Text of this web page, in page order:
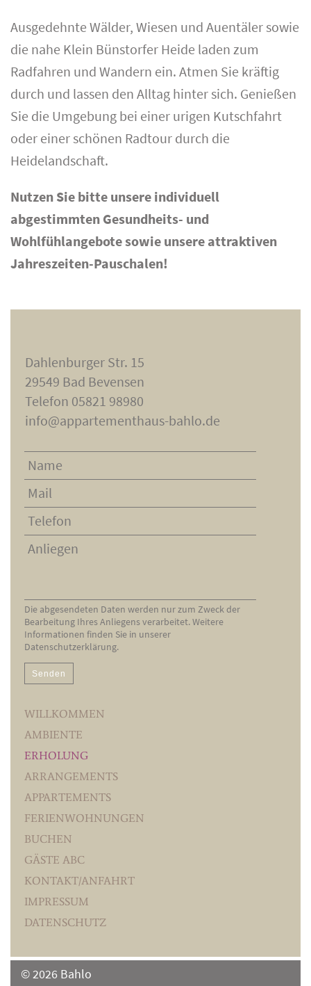
Ausgedehnte Wälder, Wiesen und Auentäler sowie
die nahe Klein Bünstorfer Heide laden zum
Radfahren und Wandern ein. Atmen Sie kräftig
durch und lassen den Alltag hinter sich. Genießen
Sie die Umgebung bei einer urigen Kutschfahrt
oder einer schönen Radtour durch die
Heidelandschaft.
Nutzen Sie bitte unsere individuell
abgestimmten Gesundheits- und
Wohlfühlangebote sowie unsere attraktiven
Jahreszeiten-Pauschalen!
Dahlenburger Str. 15
29549 Bad Bevensen
Telefon 05821 98980
info@appartementhaus-bahlo.de
Die abgesendeten Daten werden nur zum Zweck der
Bearbeitung Ihres Anliegens verarbeitet. Weitere
Informationen finden Sie in unserer
Datenschutzerklärung.
Bitte
lasse
dieses
leer.
Bitte
lasse
leer.
WILLKOMMEN
AMBIENTE
ERHOLUNG
ARRANGEMENTS
APPARTEMENTS
FERIENWOHNUNGEN
BUCHEN
GÄSTE ABC
KONTAKT/ANFAHRT
IMPRESSUM
DATENSCHUTZ
© 2026 Bahlo